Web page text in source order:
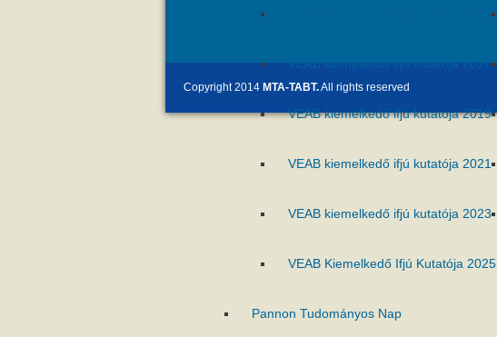
VEAB kiemelkedő ifjú kutatója 2017
VEAB kiemelkedő ifjú kutatója 2019
VEAB kiemelkedő ifjú kutatója 2021
VEAB kiemelkedő ifjú kutatója 2023
VEAB Kiemelkedő Ifjú Kutatója 2025
Pannon Tudományos Nap
Copyright 2014 MTA-TABT.All rights reserved